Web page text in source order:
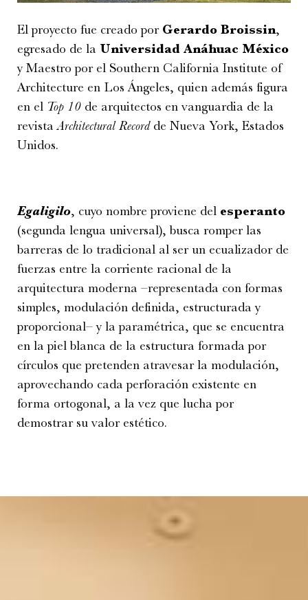
El proyecto fue creado por Gerardo Broissin,
egresado de la Universidad Anáhuac México
y Maestro por el Southern California Institute of
Architecture en Los Ángeles, quien además figura
en el Top 10 de arquitectos en vanguardia de la
revistaArchitectural Recordde Nueva York, Estados
Unidos.
Egaligilo, cuyo nombre proviene del esperanto
(segunda lengua universal), busca romper las
barreras de lo tradicional al ser un ecualizador de
fuerzas entre la corriente racional de la
arquitectura moderna –representada con formas
simples, modulación definida, estructurada y
proporcional– y la paramétrica, que se encuentra
en la piel blanca de la estructura formada por
círculos que pretenden atravesar la modulación,
aprovechando cada perforación existente en
forma ortogonal, a la vez que lucha por
demostrar su valor estético.